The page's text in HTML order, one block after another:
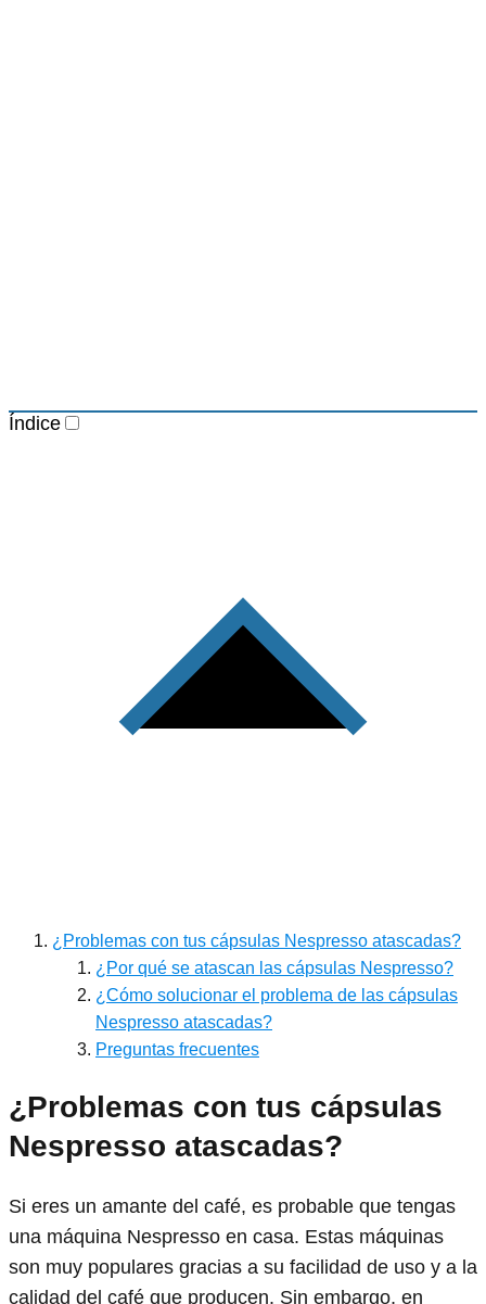
Índice
¿Problemas con tus cápsulas Nespresso atascadas?
¿Por qué se atascan las cápsulas Nespresso?
¿Cómo solucionar el problema de las cápsulas
Nespresso atascadas?
Preguntas frecuentes
¿Problemas con tus cápsulas
Nespresso atascadas?
Si eres un amante del café, es probable que tengas
una máquina Nespresso en casa. Estas máquinas
son muy populares gracias a su facilidad de uso y a la
calidad del café que producen. Sin embargo, en